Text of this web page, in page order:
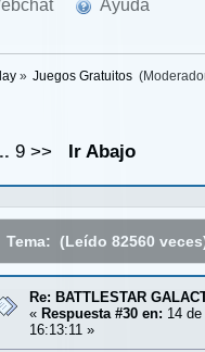
Ayuda
» Juegos Gratuitos
9 >> Ir Abajo
Tema: (Leído 82560
Re: BATTLESTAR
« Respuesta #30 en: 14
16:13:11 »